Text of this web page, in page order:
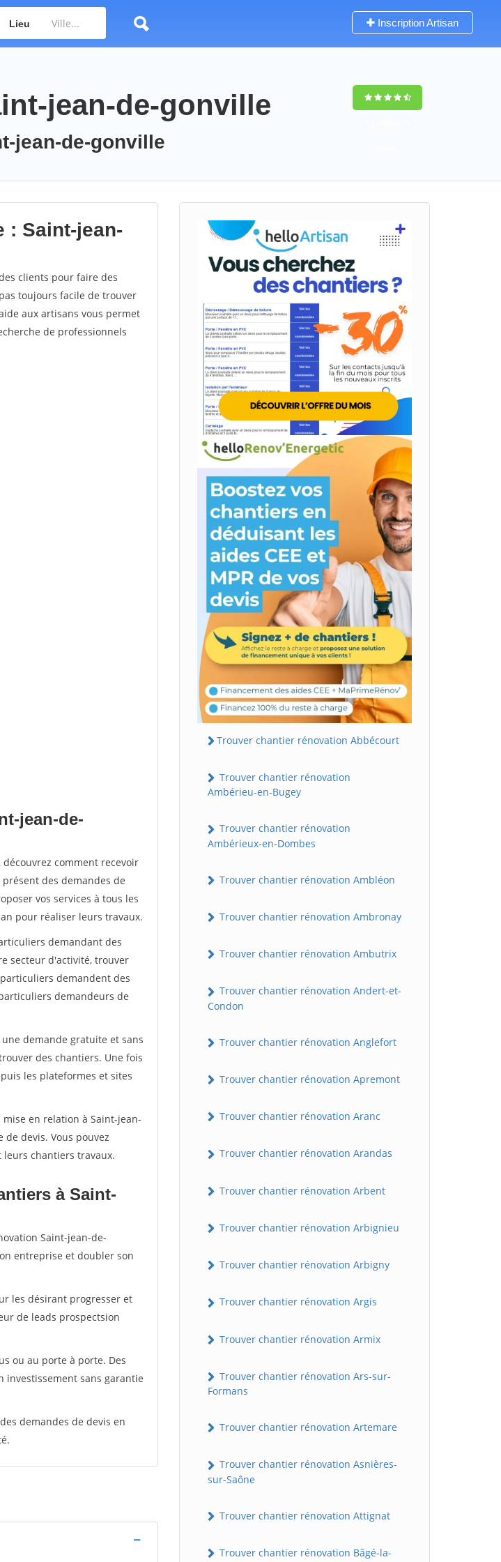
Lieu Inscription Artisan
jean-de-gonville
jean-de-gonville
: Saint-jean-
clients pour faire des
toujours facile de trouver
aux artisans vous permet
de professionnels
jean-de-
comment recevoir
des demandes de
vos services à tous les
pour réaliser leurs travaux.
demandant des
secteur d'activité, trouver
demandent des
demandeurs de
demande gratuite et sans
des chantiers. Une fois
les plateformes et sites
en relation à Saint-jean-
devis. Vous pouvez
chantiers travaux.
à Saint-
Saint-jean-de-
entreprise et doubler son
les désirant progresser et
de leads prospectsion
ou au porte à porte. Des
sans garantie
demandes de devis en
Trouver chantier rénovation Abbécourt
Trouver chantier rénovation
Ambérieu-en-Bugey
Trouver chantier rénovation
Ambérieux-en-Dombes
Trouver chantier rénovation Ambléon
Trouver chantier rénovation Ambronay
Trouver chantier rénovation Ambutrix
Trouver chantier rénovation Andert-et-
Condon
Trouver chantier rénovation Anglefort
Trouver chantier rénovation Apremont
Trouver chantier rénovation Aranc
Trouver chantier rénovation Arandas
Trouver chantier rénovation Arbent
Trouver chantier rénovation Arbignieu
Trouver chantier rénovation Arbigny
Trouver chantier rénovation Argis
Trouver chantier rénovation Armix
Trouver chantier rénovation Ars-sur-
Formans
Trouver chantier rénovation Artemare
Trouver chantier rénovation Asnières-
sur-Saône
Trouver chantier rénovation Attignat
Trouver chantier rénovation Bâgé-la-